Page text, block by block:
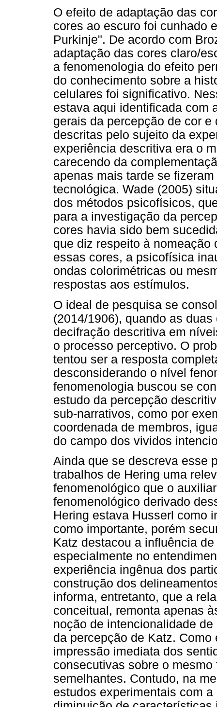
O efeito de adaptação das
cores ao escuro foi cunhado
Purkinje". De acordo com
adaptação das cores claro/
a fenomenologia do efeito
do conhecimento sobre a
celulares foi significativo.
estava aqui identificada com
gerais da percepção de cor
descritas pelo sujeito da
experiência descritiva era o
carecendo da
apenas mais tarde se
tecnológica. Wade (2005)
dos métodos psicofísicos,
para a investigação da
cores havia sido bem
que diz respeito à nomeação
essas cores, a psicofísica
ondas colorimétricas ou
respostas aos estímulos.
O ideal de pesquisa se
(2014/1906), quando as
decifração descritiva em
o processo perceptivo. O
tentou ser a resposta
desconsiderando o nível
fenomenologia buscou se
estudo da percepção
sub-narrativos, como por
coordenada de membros,
do campo dos vividos
Ainda que se descreva esse
trabalhos de Hering uma
fenomenológico que o
fenomenológico derivado
Hering estava Husserl como
como importante, porém
Katz destacou a influência
especialmente no
experiência ingênua dos
construção dos
informa, entretanto, que a
conceitual, remonta apenas
noção de intencionalidade
da percepção de Katz.
impressão imediata dos
consecutivas sobre o
semelhantes. Contudo, na
estudos experimentais com